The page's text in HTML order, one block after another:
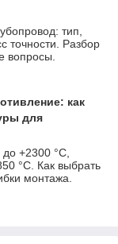
тип,
точности. Разбор
вопросы.
как
для
+2300 °C,
°C. Как выбрать
монтажа.